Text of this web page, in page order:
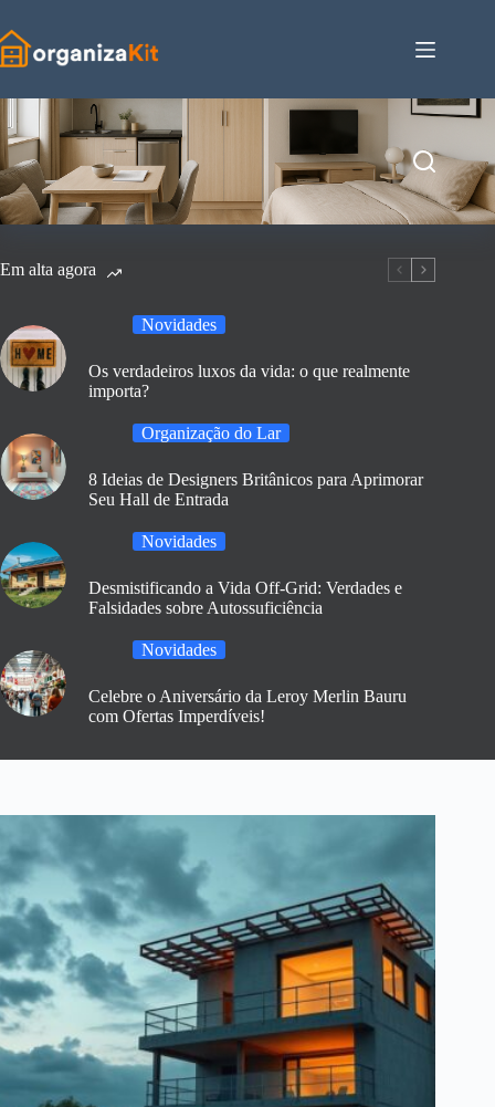
para
o
conteúdo
Em alta agora
Novidades
Os verdadeiros luxos da vida: o que realmente
importa?
Organização do Lar
8 Ideias de Designers Britânicos para Aprimorar
Seu Hall de Entrada
Novidades
Desmistificando a Vida Off-Grid: Verdades e
Falsidades sobre Autossuficiência
Novidades
Celebre o Aniversário da Leroy Merlin Bauru
com Ofertas Imperdíveis!